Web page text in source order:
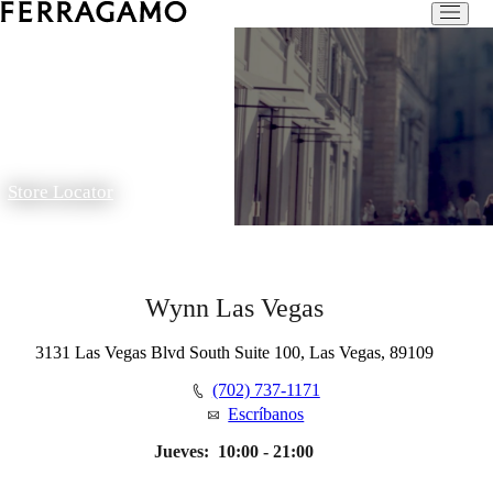
Store Locator
Wynn Las Vegas
3131 Las Vegas Blvd South Suite 100, Las Vegas, 89109
(702) 737-1171
Escríbanos
Jueves: 10:00 - 21:00